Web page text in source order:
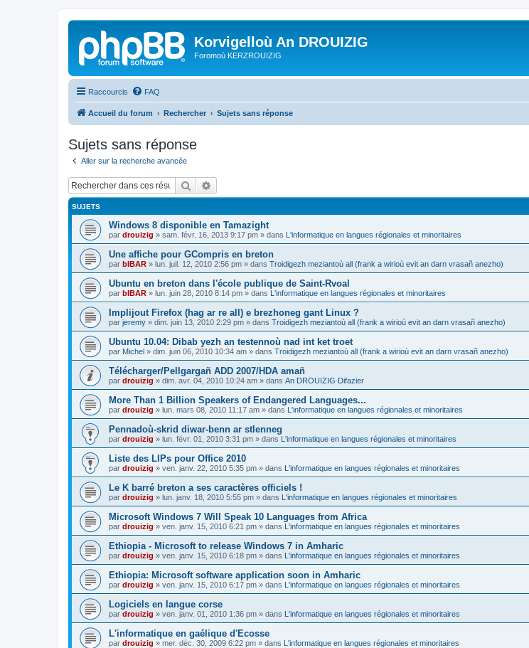
Korvigelloù An DROUIZIG
Foromoù KERZROUIZIG
Raccourcis FAQ
Accueil du forum Rechercher Sujets sans réponse
Sujets sans réponse
Aller sur la recherche avancée
Rechercher
SUJETS
Windows 8 disponible en Tamazight
par drouizig » sam. févr. 16, 2013 9:17 pm » dans L'informatique en langues régionales et minoritaires
Une affiche pour GCompris en breton
par bIBAR » lun. juil. 12, 2010 2:56 pm » dans Troidigezh meziantoù all (frank a wirioù evit an darn vrasañ anezho)
Ubuntu en breton dans l'école publique de Saint-Rvoal
par bIBAR » lun. juin 28, 2010 8:14 pm » dans L'informatique en langues régionales et minoritaires
Implijout Firefox (hag ar re all) e brezhoneg gant Linux ?
par jeremy » dim. juin 13, 2010 2:29 pm » dans Troidigezh meziantoù all (frank a wirioù evit an darn vrasañ anezho)
Ubuntu 10.04: Dibab yezh an testennoù nad int ket troet
par Michel » dim. juin 06, 2010 10:34 am » dans Troidigezh meziantoù all (frank a wirioù evit an darn vrasañ anezho)
Télécharger/Pellgargañ ADD 2007/HDA amañ
par drouizig » dim. avr. 04, 2010 10:24 am » dans An DROUIZIG Difazier
More Than 1 Billion Speakers of Endangered Languages...
par drouizig » lun. mars 08, 2010 11:17 am » dans L'informatique en langues régionales et minoritaires
Pennadoù-skrid diwar-benn ar stlenneg
par drouizig » lun. févr. 01, 2010 3:31 pm » dans L'informatique en langues régionales et minoritaires
Liste des LIPs pour Office 2010
par drouizig » ven. janv. 22, 2010 5:35 pm » dans L'informatique en langues régionales et minoritaires
Le K barré breton a ses caractères officiels !
par drouizig » lun. janv. 18, 2010 5:55 pm » dans L'informatique en langues régionales et minoritaires
Microsoft Windows 7 Will Speak 10 Languages from Africa
par drouizig » ven. janv. 15, 2010 6:21 pm » dans L'informatique en langues régionales et minoritaires
Ethiopia - Microsoft to release Windows 7 in Amharic
par drouizig » ven. janv. 15, 2010 6:18 pm » dans L'informatique en langues régionales et minoritaires
Ethiopia: Microsoft software application soon in Amharic
par drouizig » ven. janv. 15, 2010 6:17 pm » dans L'informatique en langues régionales et minoritaires
Logiciels en langue corse
par drouizig » ven. janv. 01, 2010 1:36 pm » dans L'informatique en langues régionales et minoritaires
L'informatique en gaélique d'Ecosse
par drouizig » mer. déc. 30, 2009 6:22 pm » dans L'informatique en langues régionales et minoritaires